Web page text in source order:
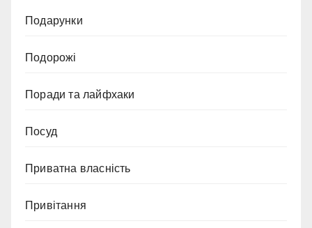
Подарунки
Подорожі
Поради та лайфхаки
Посуд
Приватна власність
Привітання